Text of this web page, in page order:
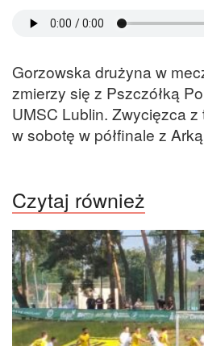
Gorzowska drużyna w
zmierzy się z Pszczółką
UMSC Lublin. Zwycięzca
w sobotę w półfinale z
Czytaj również